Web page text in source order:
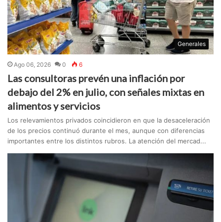
Generales
Ago 06, 2026 0 6
Las consultoras prevén una inflación por
debajo del 2% en julio, con señales mixtas en
alimentos y servicios
Los relevamientos privados coincidieron en que la desaceleración
de los precios continuó durante el mes, aunque con diferencias
importantes entre los distintos rubros. La atención del mercad...